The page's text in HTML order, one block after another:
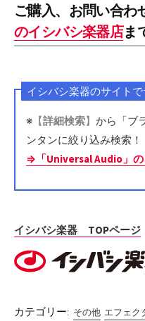
ご購入、お問い合わ
のイシバシ楽器店ま
イシバシ楽器のサイト
※ 【詳細検索】 から「ブ
ンタンに絞り込み検索！
⇒「Universal Audio」
イシバシ楽器 TOPページ
カテゴリー: その他 エフェク